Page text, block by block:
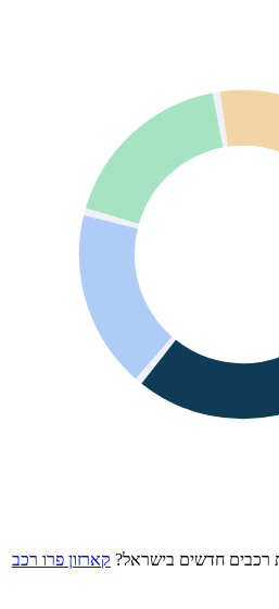
רכבים חדשים בישראל? קארזון פרו רכב